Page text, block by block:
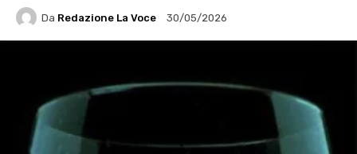
Da Redazione La Voce 30/05/2026